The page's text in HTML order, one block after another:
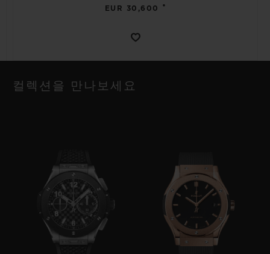
EUR 30,600 •
컬렉션을 만나보세요